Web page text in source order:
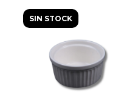
SIN STOCK